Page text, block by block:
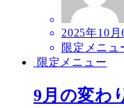
2025年10月
限定メニュ
限定メニュー
9月の変わ